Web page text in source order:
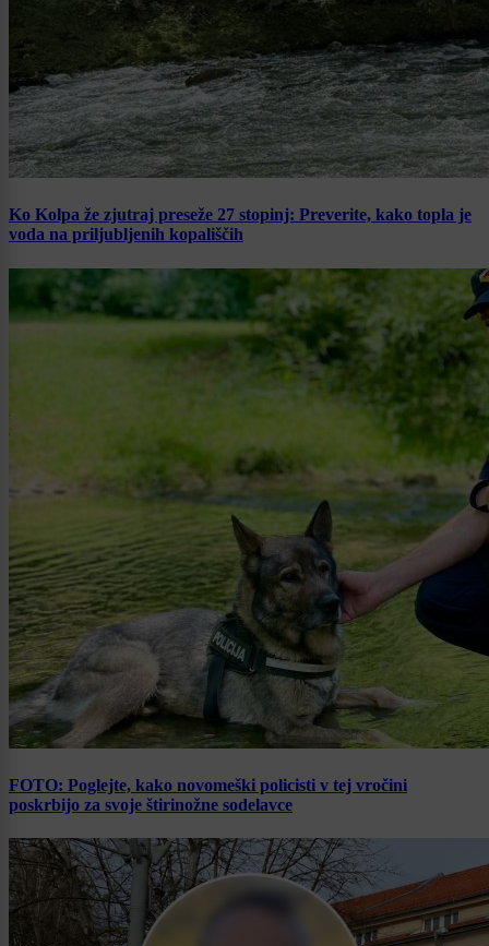
Ko Kolpa že zjutraj preseže 27 stopinj: Preverite, kako topla je
voda na priljubljenih kopališčih
FOTO: Poglejte, kako novomeški policisti v tej vročini
poskrbijo za svoje štirinožne sodelavce